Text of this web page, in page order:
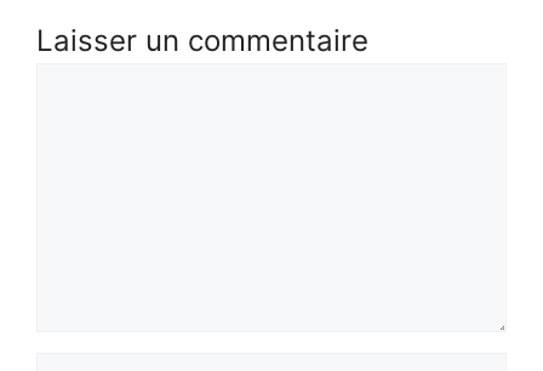
Laisser un commentaire